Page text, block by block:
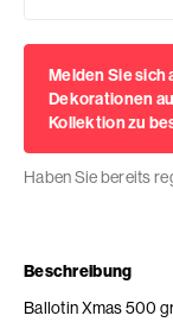
Melden Sie sich
Dekorationen
Kollektion zu
Haben Sie bereits
Beschreibung
Ballotin Xmas 500